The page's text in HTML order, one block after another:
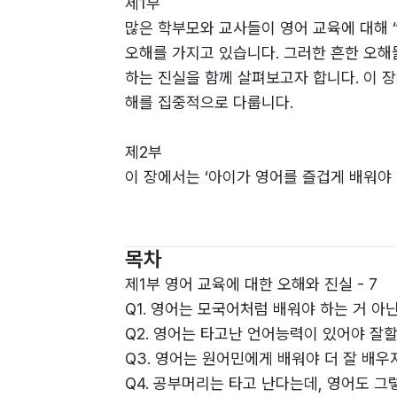
많은 학부모와 교사들이 영어 교육에 대해
오해를 가지고 있습니다. 그러한 흔한 오
하는 진실을 함께 살펴보고자 합니다. 이
해를 집중적으로 다룹니다.
제2부
이 장에서는 ‘아이가 영어를 즐겁게 배워
아이들의 영어 실력은 튼튼한 기초에서
어휘 암기, 문장 이해 능력 향상에 필요한
제4부
많은 학부모들은 ‘학원에 맡기면 영어실
큰 영향을 미칩니다. 이 장에서는 Q12와
목차
제1부 영어 교육에 대한 오해와 진실 - 7
Q1. 영어는 모국어처럼 배워야 하는 거 아
Q2. 영어는 타고난 언어능력이 있어야 잘
Q3. 영어는 원어민에게 배워야 더 잘 배
Q4. 공부머리는 타고 난다는데, 영어도